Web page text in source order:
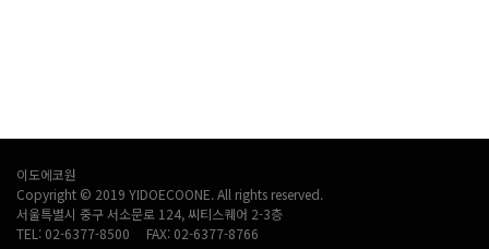
이도에코원
Copyright © 2019 YIDOECOONE. All rights reserved.
서울특별시 중구 서소문로 124, 씨티스퀘어 2-3층
TEL: 02-6377-8500 FAX: 02-6377-8766